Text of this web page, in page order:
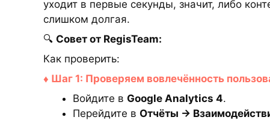
уходит в первые секунды, значит, либо
слишком долгая.
🔍 Совет от RegisTeam:
Как проверить:
♦ Шаг 1: Проверяем вовлечённость
Войдите в Google Analytics 4.
Перейдите в Отчёты →